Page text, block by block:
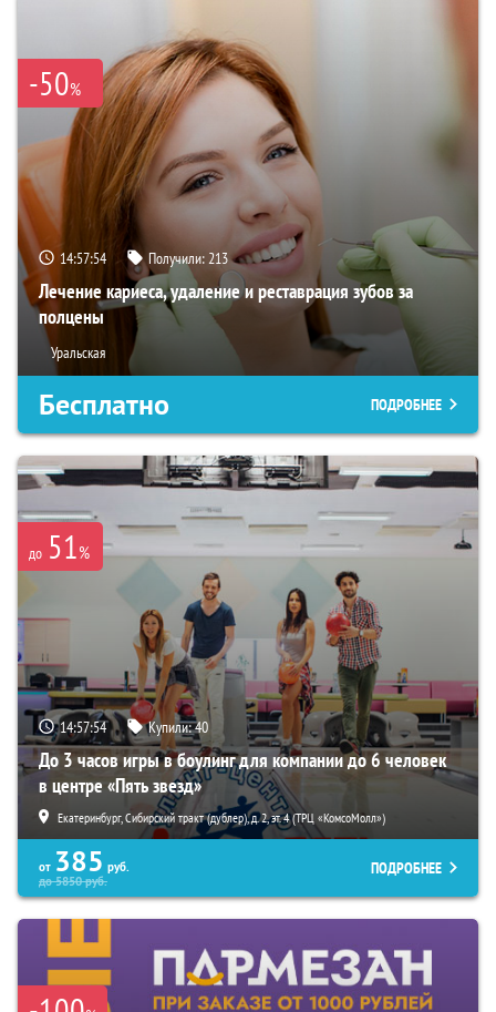
-50%
14:57:53 Получили:213
Лечение кариеса, удаление и реставрация зубов за
полцены
Уральская
Бесплатно ПОДРОБНЕЕ
до 51%
14:57:53 Купили:40
До 3 часов игры в боулинг для компании до 6 человек
в центре «Пять звезд»
Екатеринбург, Сибирский тракт (дублер), д. 2, эт. 4 (ТРЦ «КомсоМолл»)
от 385 руб.
до5850руб.
ПОДРОБНЕЕ